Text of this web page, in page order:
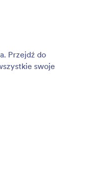
Przejdź do
swoje